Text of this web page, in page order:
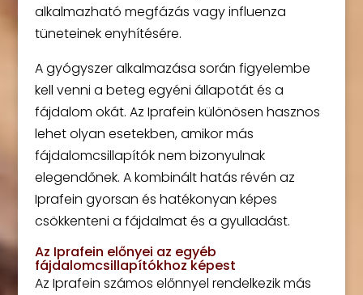
alkalmazható megfázás vagy influenza
tüneteinek enyhítésére.
A gyógyszer alkalmazása során figyelembe
kell venni a beteg egyéni állapotát és a
fájdalom okát. Az Iprafein különösen hasznos
lehet olyan esetekben, amikor más
fájdalomcsillapítók nem bizonyulnak
elegendőnek. A kombinált hatás révén az
Iprafein gyorsan és hatékonyan képes
csökkenteni a fájdalmat és a gyulladást.
Az Iprafein előnyei az egyéb
fájdalomcsillapítókhoz képest
Az Iprafein számos előnnyel rendelkezik más